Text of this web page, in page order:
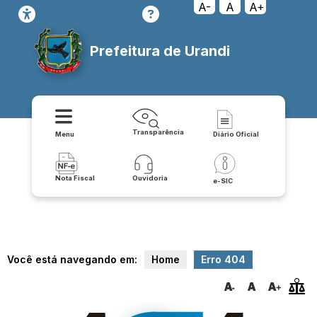
:/urandi.ba.gov.br/publicacoes/leis A- A A+
Prefeitura de Urandi
Menu Transparência Diário Oficial
Nota Fiscal Ouvidoria e-SIC
Você está navegando em: Home Erro 404